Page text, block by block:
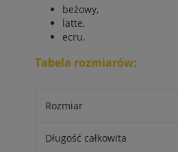
beżowy,
latte,
ecru.
Tabela rozmiarów:
Rozmiar
Długość całkowita